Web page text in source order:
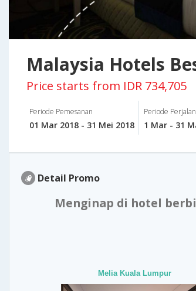
Malaysia Hotels
Price starts from IDR 734,705
Periode Pemesanan
01 Mar 2018 - 31 Mei 2018
Periode
1 Mar - 31
Detail Promo
Menginap di hotel
Melia Kuala Lumpur